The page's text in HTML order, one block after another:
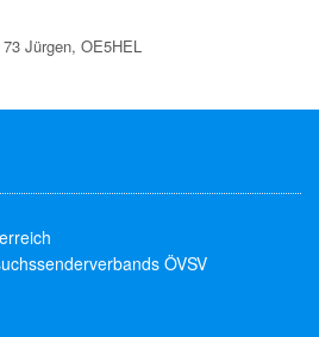
Jürgen, OE5HEL
ÖVSV